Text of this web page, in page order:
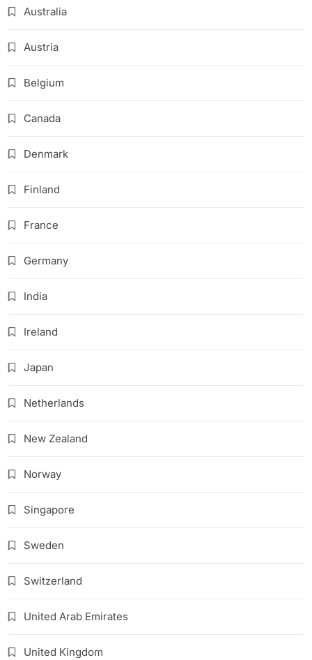
Australia
Austria
Belgium
Canada
Denmark
Finland
France
Germany
India
Ireland
Japan
Netherlands
New Zealand
Norway
Singapore
Sweden
Switzerland
United Arab Emirates
United Kingdom